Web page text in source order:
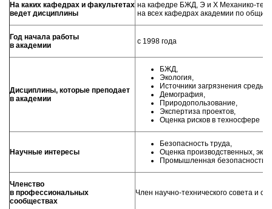
На каких кафедрах и факультетах
ведет дисциплины
на кафедре БЖД, Э и Х Механико-
на всех кафедрах академии по
Год начала работы
в академии
с 1998 года
Дисциплины, которые преподает
в академии
БЖД,
Экология,
Источники загрязнения среды
Демография,
Природопользование,
Экспертиза проектов,
Оценка рисков в техносфере
Научные интересы
Безопасность труда,
Оценка производственных,
Промышленная безопасность
Членство
в профессиональных
сообществах
Член научно-технического совета и